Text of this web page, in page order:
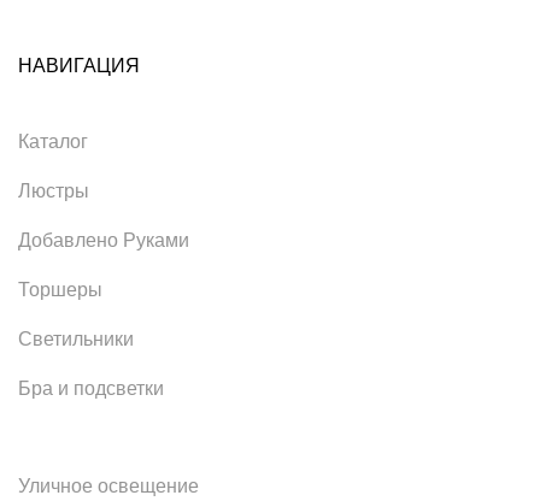
НАВИГАЦИЯ
Каталог
Люстры
Добавлено Руками
Торшеры
Светильники
Бра и подсветки
Уличное освещение